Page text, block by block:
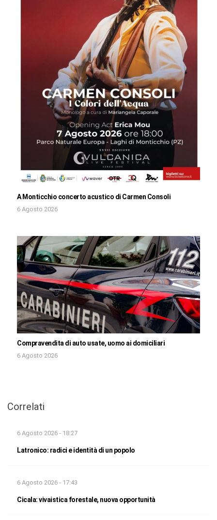
A Monticchio concerto acustico di Carmen Consoli
6 Agosto 2026
Compravendita di auto usate, uomo ai domiciliari
6 Agosto 2026
Correlati
6 Agosto 2026 - 18:27
Latronico: radici e identità di un popolo
6 Agosto 2026 - 17:43
Cicala: vivaistica forestale, nuova opportunità